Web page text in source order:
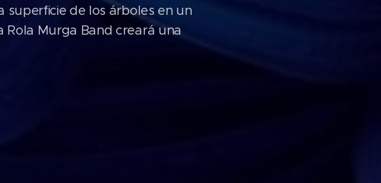
superficie de los árboles en un
Rola Murga Band creará una